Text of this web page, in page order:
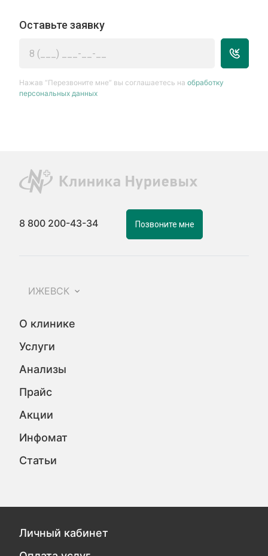
Оставьте заявку
Нажав “Перезвоните мне” вы соглашаетесь наобработку
персональных данных
8 800 200-43-34 Позвоните мне
ИЖЕВСК
О клинике
Услуги
Анализы
Прайс
Акции
Инфомат
Статьи
Личный кабинет